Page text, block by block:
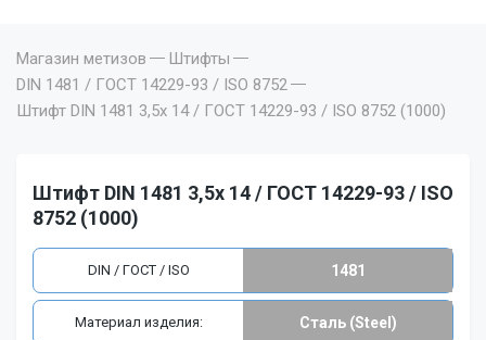
Магазин метизов
Штифты
DIN 1481 / ГОСТ 14229-93 / ISO 8752
Штифт DIN 1481 3,5x 14 / ГОСТ 14229-93 / ISO 8752 (1000)
Штифт DIN 1481 3,5x 14 / ГОСТ 14229-93 / ISO
8752 (1000)
DIN / ГОСТ / ISO 1481
Материал изделия: Сталь (Steel)